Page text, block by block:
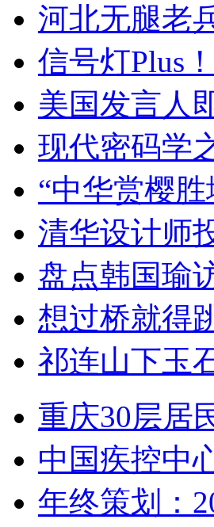
河北无腿老
信号灯Plus
美国发言人
现代密码学
“中华赏樱
清华设计师
盘点韩国瑜
想过桥就得
祁连山下玉
重庆30层
中国疾控中
年终策划：